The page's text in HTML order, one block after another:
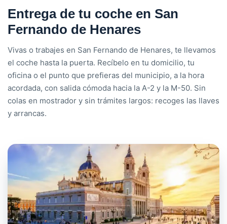
Entrega de tu coche en San
Fernando de Henares
Vivas o trabajes en San Fernando de Henares, te llevamos
el coche hasta la puerta. Recíbelo en tu domicilio, tu
oficina o el punto que prefieras del municipio, a la hora
acordada, con salida cómoda hacia la A-2 y la M-50. Sin
colas en mostrador y sin trámites largos: recoges las llaves
y arrancas.